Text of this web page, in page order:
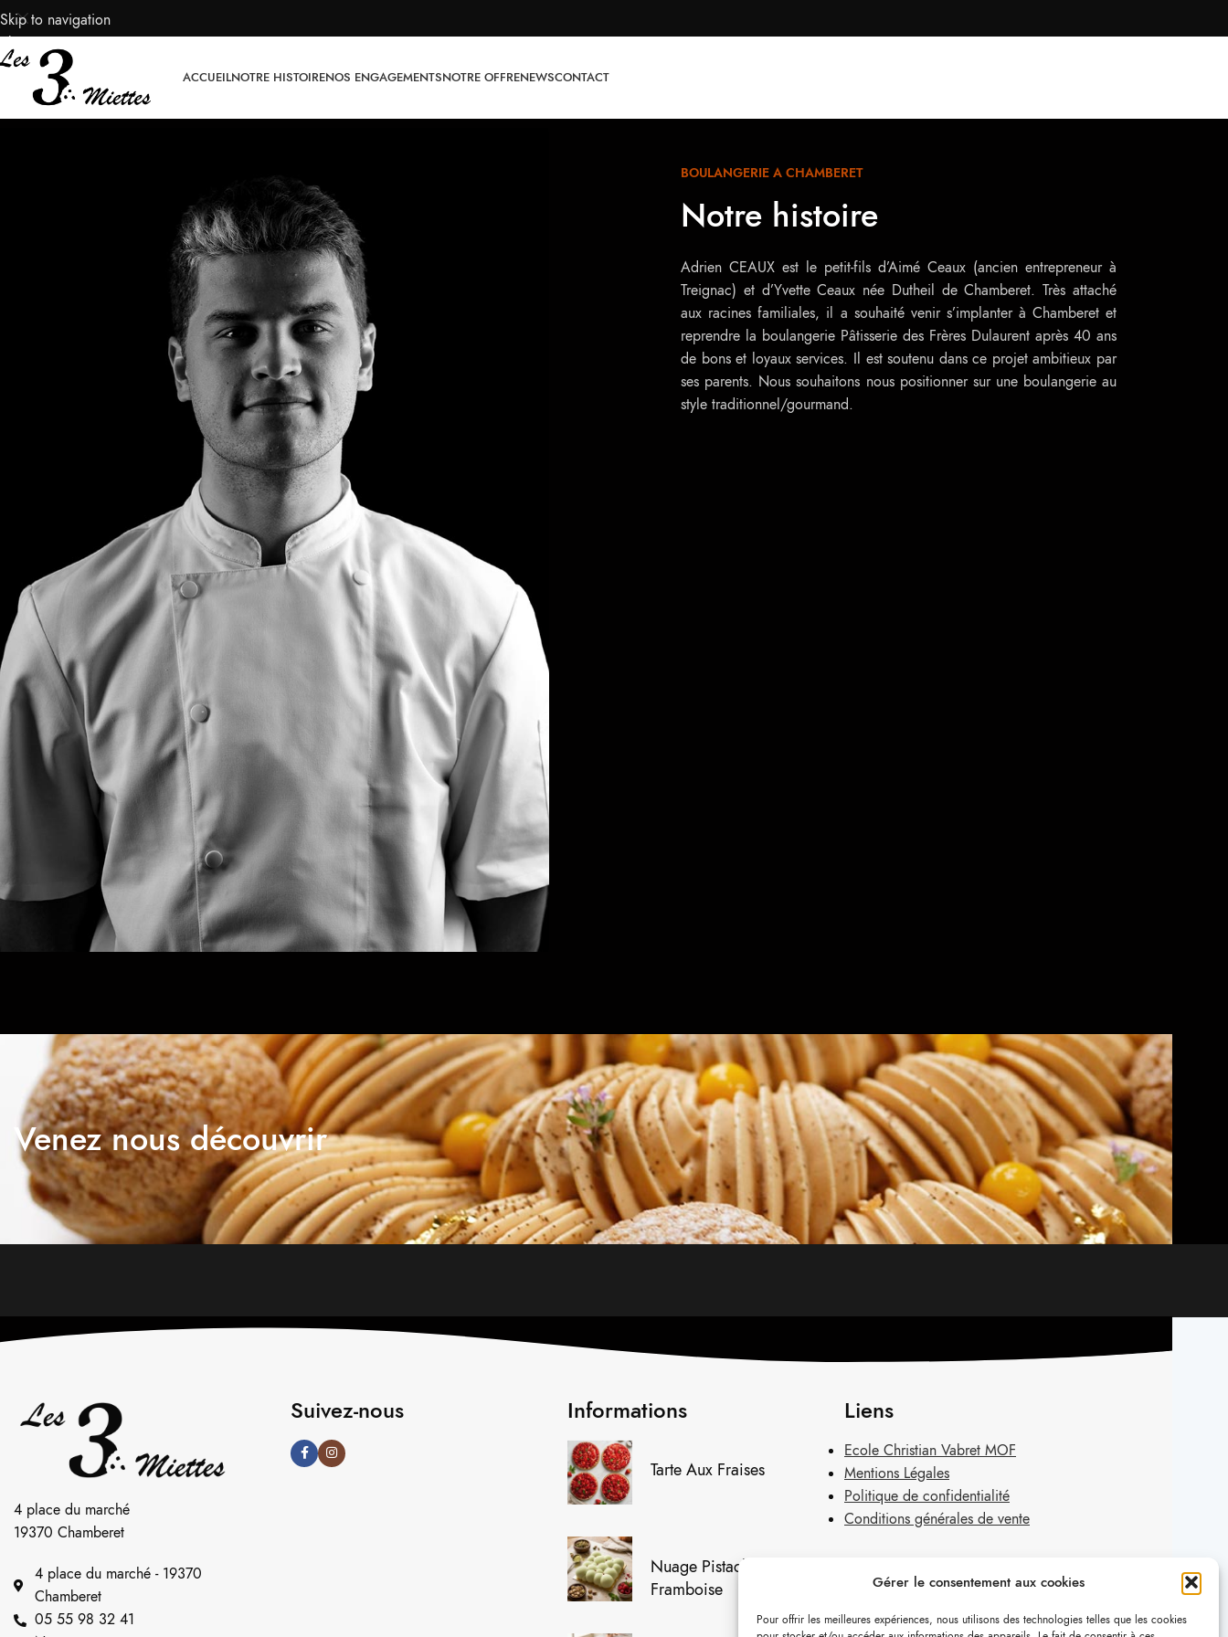
Gérer le consentement aux cookies
Pour offrir les meilleures expériences, nous utilisons des technologies telles que les cookies
Skip to navigation
Skip to main content
ACCUEILNOTRE HISTOIRENOS ENGAGEMENTSNOTRE OFFRENEWSCONTACT
BOULANGERIE A CHAMBERET
Notre histoire
Adrien CEAUX est le petit-fils d’Aimé Ceaux (ancien entrepreneur à
Treignac) et d’Yvette Ceaux née Dutheil de Chamberet. Très attaché
aux racines familiales, il a souhaité venir s’implanter à Chamberet et
reprendre la boulangerie Pâtisserie des Frères Dulaurent après 40 ans
de bons et loyaux services. Il est soutenu dans ce projet ambitieux par
ses parents. Nous souhaitons nous positionner sur une boulangerie au
style traditionnel/gourmand.
Venez nous découvrir
4 place du marché
19370 Chamberet
4 place du marché - 19370
Chamberet
05 55 98 32 41
Suivez-nous Informations
Tarte Aux Fraises
Nuage Pistache
Framboise
Liens
Ecole Christian Vabret MOF
Mentions Légales
Politique de confidentialité
Conditions générales de vente